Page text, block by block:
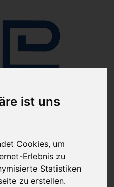
ist uns
Cookies, um
Erlebnis zu
Statistiken
zu erstellen.